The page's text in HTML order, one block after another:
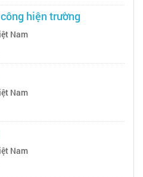
hiện trường
Nam
Nam
Nam